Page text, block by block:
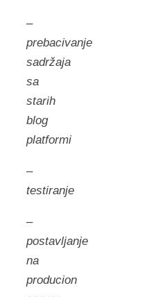
–
prebacivanje
sadržaja
sa
starih
blog
platformi
–
testiranje
–
postavljanje
na
producion